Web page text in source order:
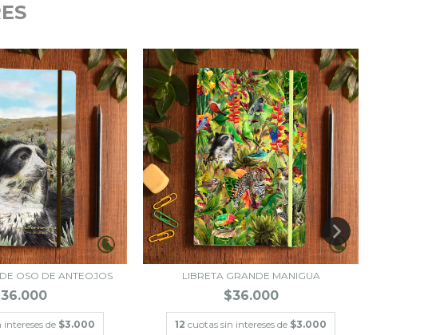
OSO DE ANTEOJOS
de $3.000
LIBRETA GRANDE MANIGUA
$36.000
12 cuotas sin intereses de $3.000